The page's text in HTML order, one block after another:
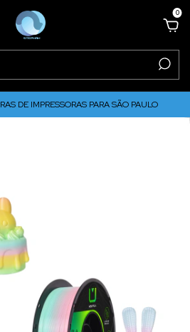
0
DE IMPRESSORAS PARA SÃO PAULO